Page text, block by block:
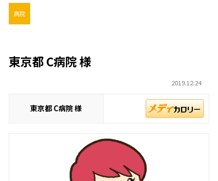
病院
東京都 C病院 様
2019.12.24
東京都 C病院 様